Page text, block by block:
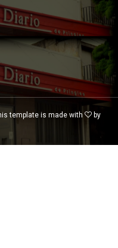
template is made with
by